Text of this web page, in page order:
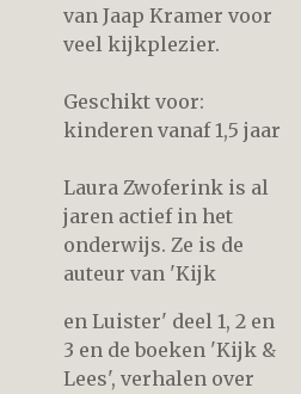
van Jaap Kramer voor
veel kijkplezier.
Geschikt voor:
kinderen vanaf 1,5 jaar
Laura Zwoferink is al
jaren actief in het
onderwijs. Ze is de
auteur van 'Kijk
en Luister' deel 1, 2 en
3 en de boeken 'Kijk &
Lees', verhalen over